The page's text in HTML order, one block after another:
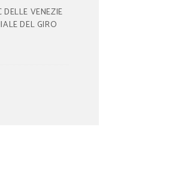
VENEZIE
DEL GIRO